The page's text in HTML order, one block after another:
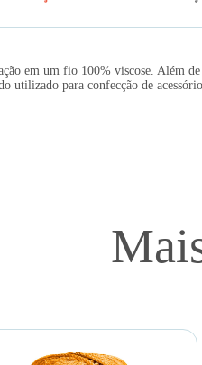
em um fio 100% viscose. Além
utilizado para confecção de